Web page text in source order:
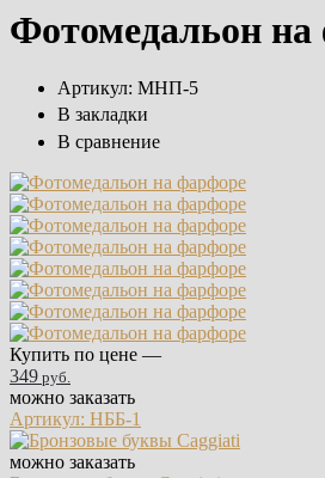
Фотомедальон
Артикул: МНП-5
В закладки
В сравнение
Купить по цене —
349 руб.
можно заказать
Артикул: НББ-1
можно заказать